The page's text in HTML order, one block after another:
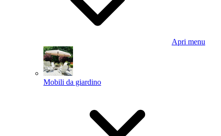
Apri menu
Mobili da giardino